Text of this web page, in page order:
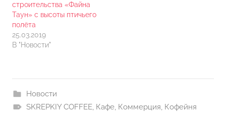
строительства «Файна
Таун» с высоты птичьего
полёта
25.03.2019
В "Новости"
Новости
SKREPKIY COFFEE, Кафе, Коммерция, Кофейня